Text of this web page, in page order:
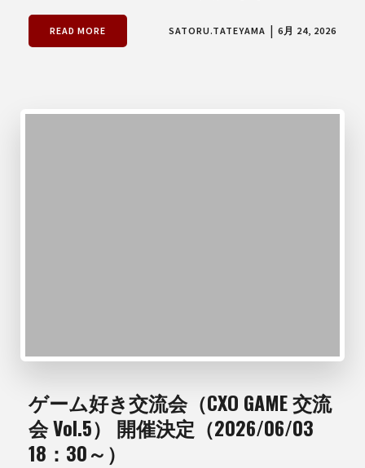
READ MORE SATORU.TATEYAMA | 6月 24, 2026
ゲーム好き交流会（CXO GAME 交流
会 Vol.5） 開催決定（2026/06/03
18：30～）